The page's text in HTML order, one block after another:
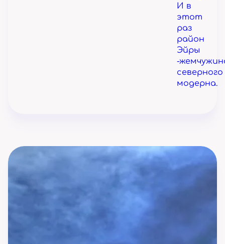
И в
этот
раз
район
Эйры
-
северного
модерна.